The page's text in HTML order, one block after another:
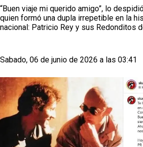
“Buen viaje mi querido amigo”, lo
quien formó una dupla irrepetible en la
nacional: Patricio Rey y sus Redonditos
Sabado, 06 de junio de 2026 a las 03:41